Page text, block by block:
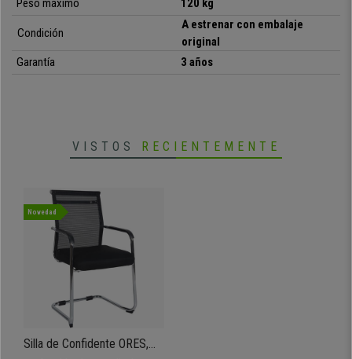
•Ideal para salas de espera o de reuniones
• Atractivo diseño de estilo moderno
•Tapizada en malla transpirable
Peso máximo
120 kg
Condición
A estrenar con embalaje
original
Garantía
3 años
VISTOS RECIENTEMENTE
Novedad
Silla de Confidente ORES,